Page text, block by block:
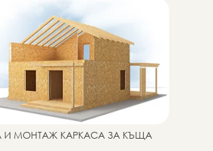
И МОНТАЖ КАРКАСА ЗА КЪЩА